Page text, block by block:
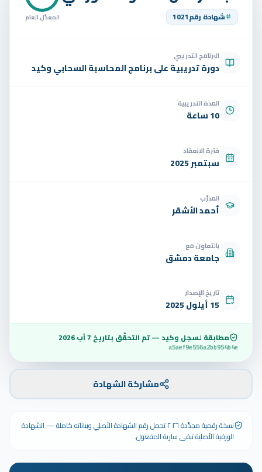
الوظائف
شهادة رقم1021 المعدّل العام
البرنامج التدريبي
دورة تدريبية على برنامج المحاسبة السحابي وكيد
المدة التدريبية
10 ساعة
فترة الانعقاد
سبتمبر 2025
المدرّب
أحمد الأشقر
بالتعاون مع
جامعة دمشق
تاريخ الإصدار
15 أيلول 2025
مطابقة لسجل وكيد — تم التحقّق بتاريخ 7 آب 2026
a5aef9e556a2bb954b4e
مشاركة الشهادة
نسخة رقمية مجدَّدة ٢٠٢٦ تحمل رقم الشهادة الأصلي وبياناته كاملة — الشهادة
الورقية الأصلية تبقى سارية المفعول.